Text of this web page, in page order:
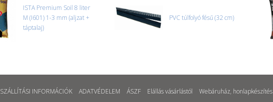
ISTA Premium Soil 8 liter
M (I601) 1-3 mm (aljzat +
táptalaj)
PVC túlfolyó fésű (32 cm)
SZÁLLÍTÁSI INFORMÁCIÓK ADATVÉDELEM ÁSZF Elállás vásárlástól Webáruház, honlapkészítés